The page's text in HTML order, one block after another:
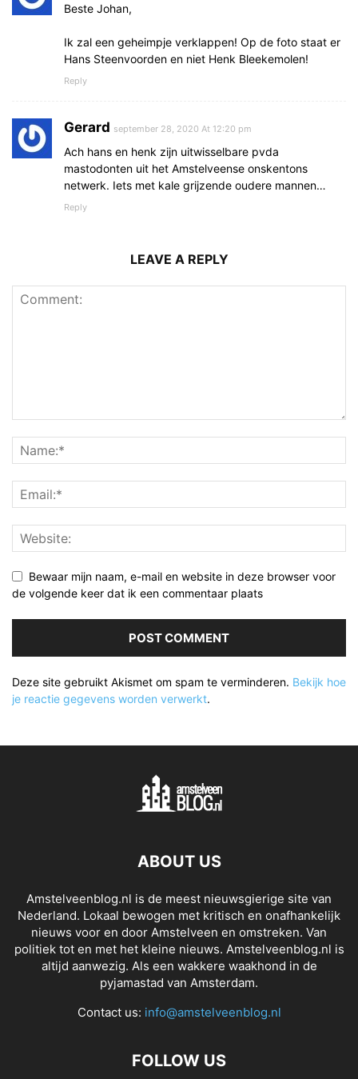
Beste Johan,
Ik zal een geheimpje verklappen! Op de foto staat er
Hans Steenvoorden en niet Henk Bleekemolen!
Reply
Gerard september 28, 2020 At 12:20 pm
Ach hans en henk zijn uitwisselbare pvda
mastodonten uit het Amstelveense onskentons
netwerk. Iets met kale grijzende oudere mannen…
Reply
LEAVE A REPLY
Bewaar mijn naam, e-mail en website in deze browser voor
de volgende keer dat ik een commentaar plaats
Deze site gebruikt Akismet om spam te verminderen. Bekijk hoe
je reactie gegevens worden verwerkt.
ABOUT US
Amstelveenblog.nl is de meest nieuwsgierige site van
Nederland. Lokaal bewogen met kritisch en onafhankelijk
nieuws voor en door Amstelveen en omstreken. Van
politiek tot en met het kleine nieuws. Amstelveenblog.nl is
altijd aanwezig. Als een wakkere waakhond in de
pyjamastad van Amsterdam.
Contact us: info@amstelveenblog.nl
FOLLOW US